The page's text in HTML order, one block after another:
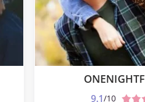
9.1/10